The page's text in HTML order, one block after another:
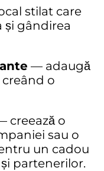
stilat care
și gândirea
— adaugă
o
creează o
sau o
un cadou
partenerilor.